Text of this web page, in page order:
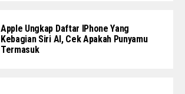
Apple Ungkap Daftar IPhone Yang
Kebagian Siri AI, Cek Apakah Punyamu
Termasuk